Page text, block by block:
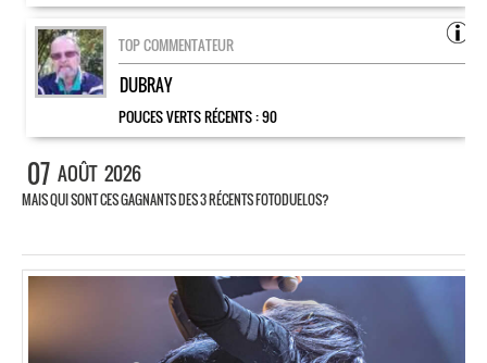
TOP COMMENTATEUR
DUBRAY
POUCES VERTS RÉCENTS :90
07 AOÛT 2026
MAIS QUI SONT CES GAGNANTS DES 3 RÉCENTS FOTODUELOS?